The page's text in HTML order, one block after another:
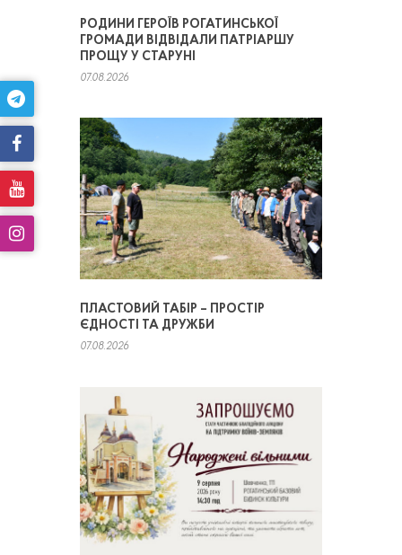
РОДИНИ ГЕРОЇВ РОГАТИНСЬКОЇ
ГРОМАДИ ВІДВІДАЛИ ПАТРІАРШУ
ПРОЩУ У СТАРУНІ
07.08.2026
ПЛАСТОВИЙ ТАБІР – ПРОСТІР
ЄДНОСТІ ТА ДРУЖБИ
07.08.2026